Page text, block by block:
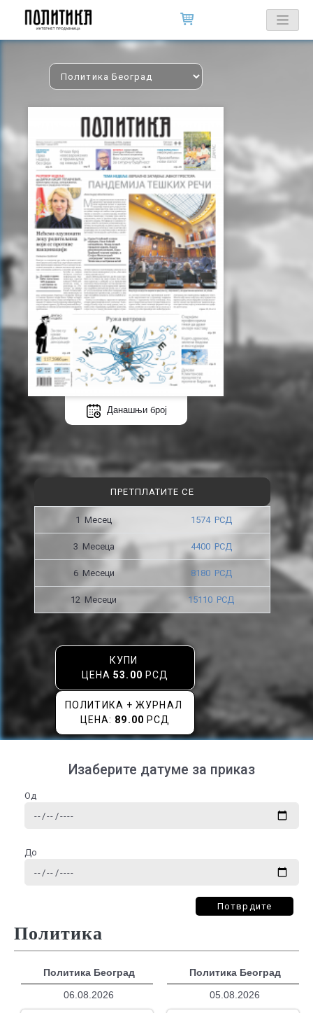
Данашњи број
ПРЕТПЛАТИТЕ СЕ
1 Месец 1574 РСД
3 Месецa 4400 РСД
6 Месеци 8180 РСД
12 Месеци 15110 РСД
КУПИ
ЦЕНА53.00 РСД
ПОЛИТИКА + ЖУРНАЛ
ЦЕНА: 89.00 РСД
Изаберите датуме за приказ
Од
До
Потврдите
Политика
Политика Београд
06.08.2026
Политика Београд
05.08.2026